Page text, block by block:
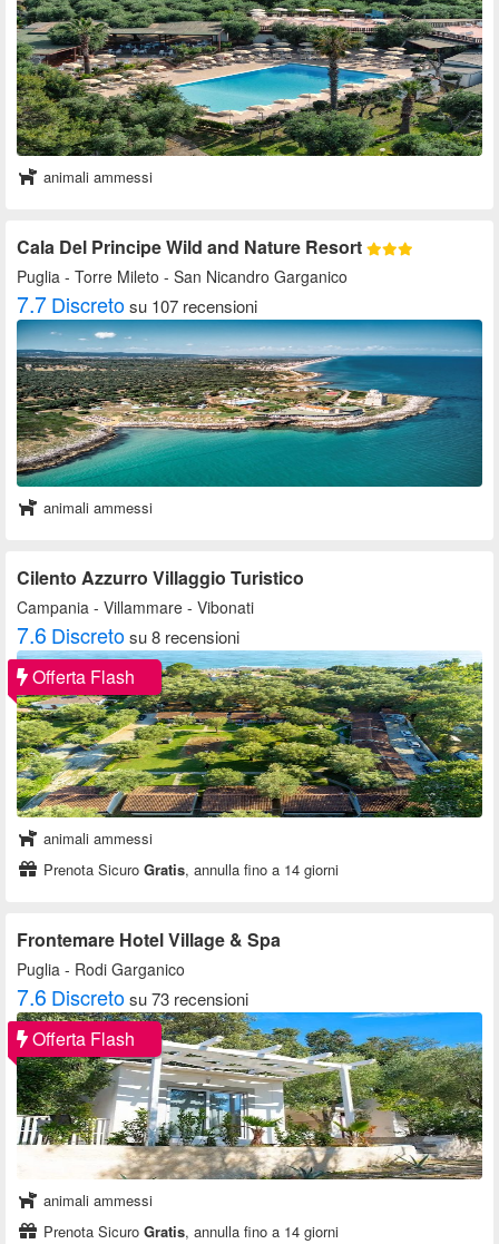
animali ammessi
Cala Del Principe Wild and Nature Resort
Puglia - Torre Mileto - San Nicandro Garganico
7.7Discretosu 107 recensioni
animali ammessi
Cilento Azzurro Villaggio Turistico
Campania - Villammare - Vibonati
7.6 Discretosu 8 recensioni
Offerta Flash
animali ammessi
Prenota Sicuro Gratis, annulla fino a 14 giorni
Frontemare Hotel Village & Spa
Puglia - Rodi Garganico
7.6 Discretosu 73 recensioni
Offerta Flash
animali ammessi
Prenota Sicuro Gratis, annulla fino a 14 giorni